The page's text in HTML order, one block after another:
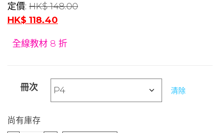
$ 148.00
$ 118.40
全線教材 8 折
冊次 清除
尚有庫存